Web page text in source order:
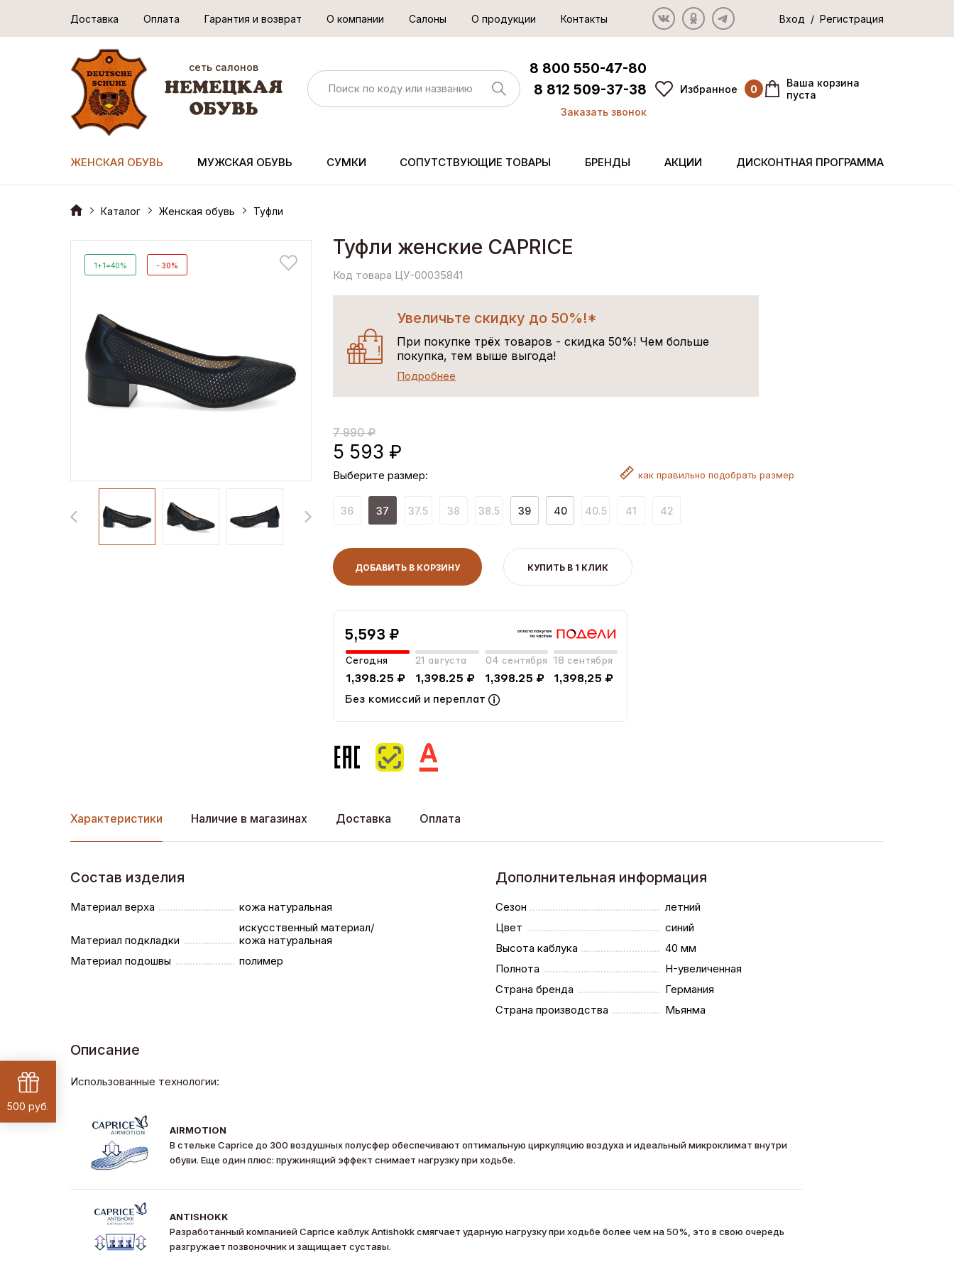
Доставка Оплата Гарантия и возврат О компании Салоны О продукции Контакты Вход / Регистрация
сеть салонов
8 800 550-47-80
8 812 509-37-38
Заказать звонок
Избранное 0
Ваша корзина
пуста
ЖЕНСКАЯ ОБУВЬ МУЖСКАЯ ОБУВЬ СУМКИ СОПУТСТВУЮЩИЕ ТОВАРЫ БРЕНДЫ АКЦИИ ДИСКОНТНАЯ ПРОГРАММА
Каталог Женская обувь Туфли
1+1=40% - 30%
Туфли женские CAPRICE
Код товара ЦУ-00035841
Увеличьте скидку до 50%!*
При покупке трёх товаров - скидка 50%! Чем больше
покупка, тем выше выгода!
Подробнее
7 990 ₽
5 593 ₽
Выберите размер: как правильно подобрать размер
36 37 37.5 38 38.5 39 40 40.5 41 42
ДОБАВИТЬ В КОРЗИНУ КУПИТЬ В 1 КЛИК
5,593 ₽
Сегодня
1,398.25 ₽
21 августа
1,398.25 ₽
04 сентября
1,398.25 ₽
18 сентября
1,398,25 ₽
Без комиссий и переплат
Характеристики Наличие в магазинах Доставка Оплата
Состав изделия
Материал верха кожа натуральная
Материал подкладки
искусственный материал/
кожа натуральная
Материал подошвы
полимер
Дополнительная информация
Сезон
летний
Цвет
синий
Высота каблука
40 мм
Полнота
H-увеличенная
Страна бренда
Германия
Страна производства
Мьянма
Описание
Использованные технологии:
AIRMOTION
В стельке Caprice до 300 воздушных полусфер обеспечивают оптимальную циркуляцию воздуха и идеальный микроклимат внутри
обуви. Еще один плюс: пружинящий эффект снимает нагрузку при ходьбе.
ANTISHOKK
Разработанный компанией Caprice каблук Antishokk смягчает ударную нагрузку при ходьбе более чем на 50%, это в свою очередь
разгружает позвоночник и защищает суставы.
500 руб.